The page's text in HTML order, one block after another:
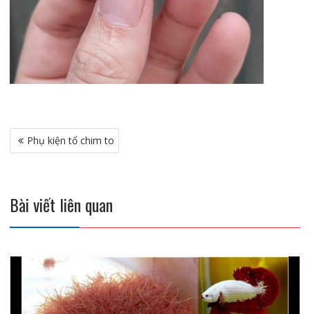
Điều
hướng
Phụ kiện tổ chim to
Bài viết liên quan